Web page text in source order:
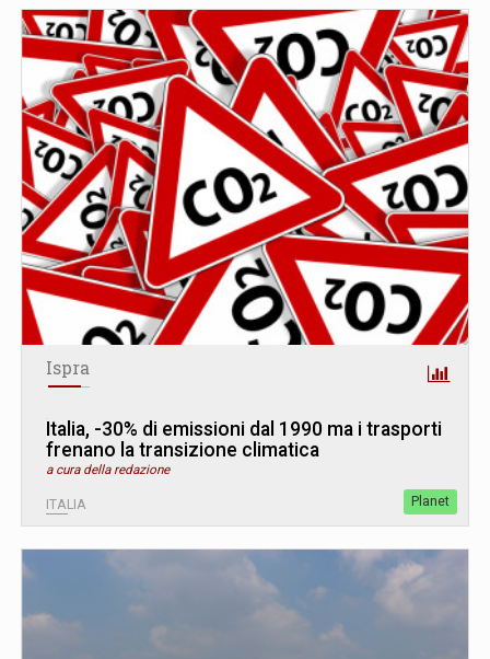
Ispra
Italia, -30% di emissioni dal 1990 ma i trasporti
frenano la transizione climatica
a cura della redazione
ITALIA Planet